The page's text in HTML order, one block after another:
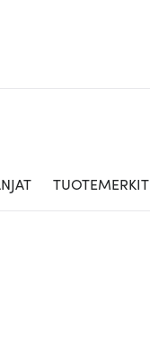
TUOTEMERKIT